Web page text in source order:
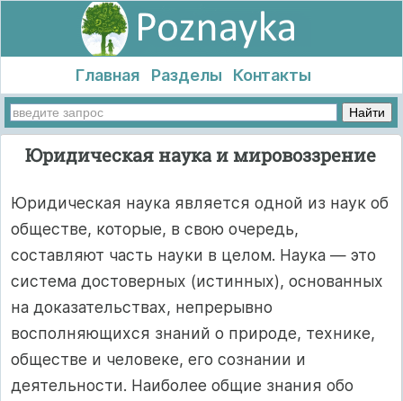
Главная Разделы Контакты
Юридическая наука и мировоззрение
Юридическая наука является одной из наук об
обществе, которые, в свою очередь,
составляют часть науки в целом. Наука — это
система достоверных (истинных), основанных
на доказательствах, непрерывно
восполняющихся знаний о природе, технике,
обществе и человеке, его сознании и
деятельности. Наиболее общие знания обо